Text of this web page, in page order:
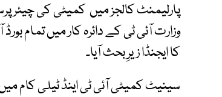
پارلیمنٹ کالجز میں کمیٹی کی چیئر
وزارت آئی ٹی کے دائرہ کار میں تمام
کا ایجنڈا زیرِ بحث آیا۔
سینیٹ کمیٹی آئی ٹی اینڈ ٹیلی کام